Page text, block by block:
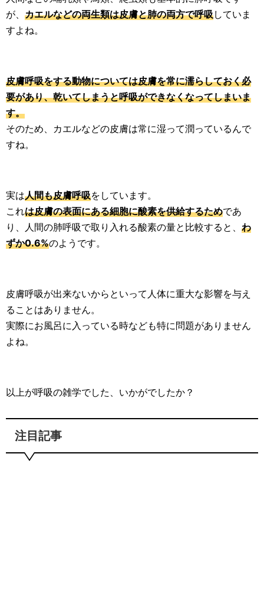
が、 カエルなどの両生類は皮膚と肺の両方で呼吸していま
すよね。
皮膚呼吸をする動物については皮膚を常に濡らしておく必
要があり、乾いてしまうと呼吸ができなくなってしまいま
す。
そのため、カエルなどの皮膚は常に湿って潤っているんで
すね。
実は人間も皮膚呼吸をしています。
これは皮膚の表面にある細胞に酸素を供給するためであ
り、人間の肺呼吸で取り入れる酸素の量と比較すると、 わ
ずか0.6%のようです。
皮膚呼吸が出来ないからといって人体に重大な影響を与え
ることはありません。
実際にお風呂に入っている時なども特に問題がありません
よね。
以上が呼吸の雑学でした、いかがでしたか？
注目記事